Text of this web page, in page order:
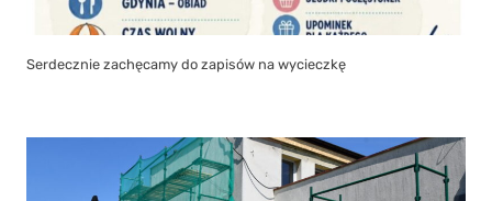
Serdecznie zachęcamy do zapisów na wycieczkę